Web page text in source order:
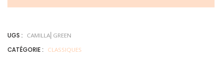
n
é
e
UGS : CAMILLA⎜GREEN
CATÉGORIE : CLASSIQUES